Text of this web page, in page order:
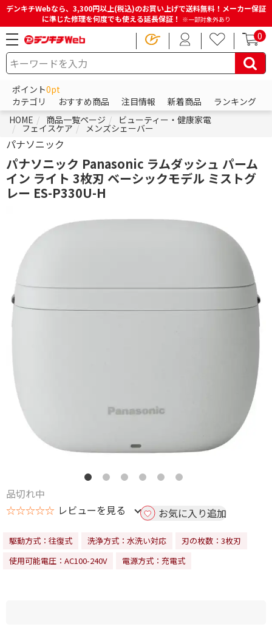
デンキチWebなら、3,300円以上(税込)のお買い上げで送料無料！メーカー保証
に準じた修理を何度でも使える延長保証！ ※一部対象外あり
0
ポイント0pt
カテゴリ
おすすめ商品 注目情報 新着商品
ランキング
HOME
商品一覧ページ ビューティー・健康家電
フェイスケア メンズシェーバー
パナソニック
パナソニック Panasonic ラムダッシュ パーム
イン ライト 3枚刃 ベーシックモデル ミストグ
レー ES-P330U-H
品切れ中
☆☆☆☆☆ レビューを見る お気に入り追加
駆動方式：往復式 洗浄方式：水洗い対応
刃の枚数：3枚刃
使用可能電圧：AC100-240V
電源方式：充電式